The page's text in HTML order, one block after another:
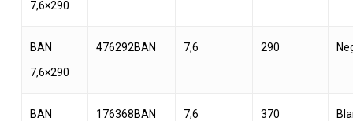
7,6×290
BAN
7,6×290
476292BAN 7,6 290
BAN
176368BAN 7,6 370